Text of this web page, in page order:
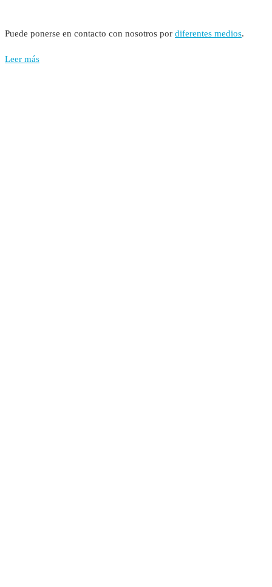
Puede ponerse en contacto con nosotros por diferentes medios.
Leer más